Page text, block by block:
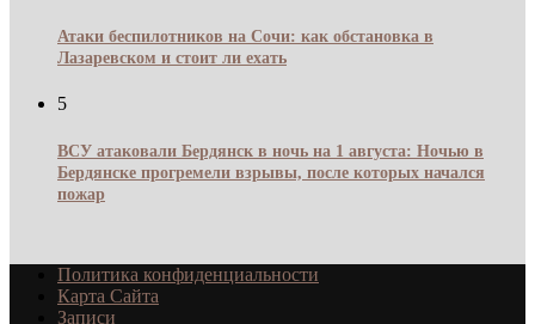
Атаки беспилотников на Сочи: как обстановка в
Лазаревском и стоит ли ехать
5
ВСУ атаковали Бердянск в ночь на 1 августа: Ночью в
Бердянске прогремели взрывы, после которых начался
пожар
Политика конфиденциальности
Карта Сайта
Записи